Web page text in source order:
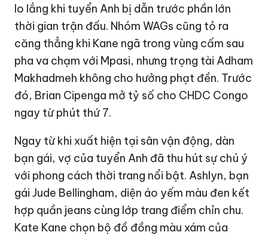
lo lắng khi tuyển Anh bị dẫn trước phần lớn
thời gian trận đấu. Nhóm WAGs cũng tỏ ra
căng thẳng khi Kane ngã trong vùng cấm sau
pha va chạm với Mpasi, nhưng trọng tài Adham
Makhadmeh không cho hưởng phạt đền. Trước
đó, Brian Cipenga mở tỷ số cho CHDC Congo
ngay từ phút thứ 7.
Ngay từ khi xuất hiện tại sân vận động, dàn
bạn gái, vợ của tuyển Anh đã thu hút sự chú ý
với phong cách thời trang nổi bật. Ashlyn, bạn
gái Jude Bellingham, diện áo yếm màu đen kết
hợp quần jeans cùng lớp trang điểm chỉn chu.
Kate Kane chọn bộ đồ đồng màu xám của